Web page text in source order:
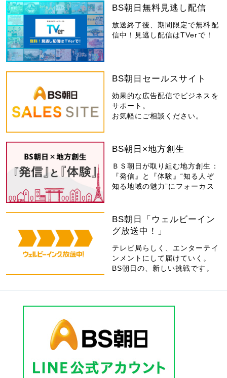
BS朝日無料見逃し配信
放送終了後、期間限定で無料配
信中！見逃し配信はTVerで！
BS朝日セールスサイト
効果的な広告配信でビジネスを
サポート。
お気軽にご相談ください。
BS朝日×地方創生
ＢＳ朝日が取り組む地方創生：
『発信』と『体験』“知る人ぞ
知る地域の魅力”にフォーカス
BS朝日「ウェルビーイン
グ放送中！」
テレビ局らしく、エンターテイ
ンメントにして届けていく。
BS朝日の、新しい挑戦です。